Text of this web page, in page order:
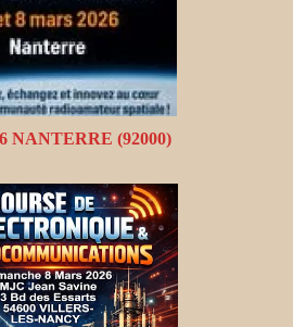
NANTERRE (92000)